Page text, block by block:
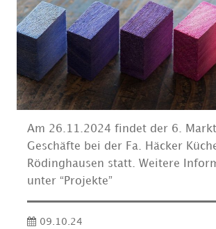
Am 26.11.2024 findet der 6.
Geschäfte bei der Fa. Häcker
Rödinghausen statt. Weitere
unter “Projekte”
09.10.24